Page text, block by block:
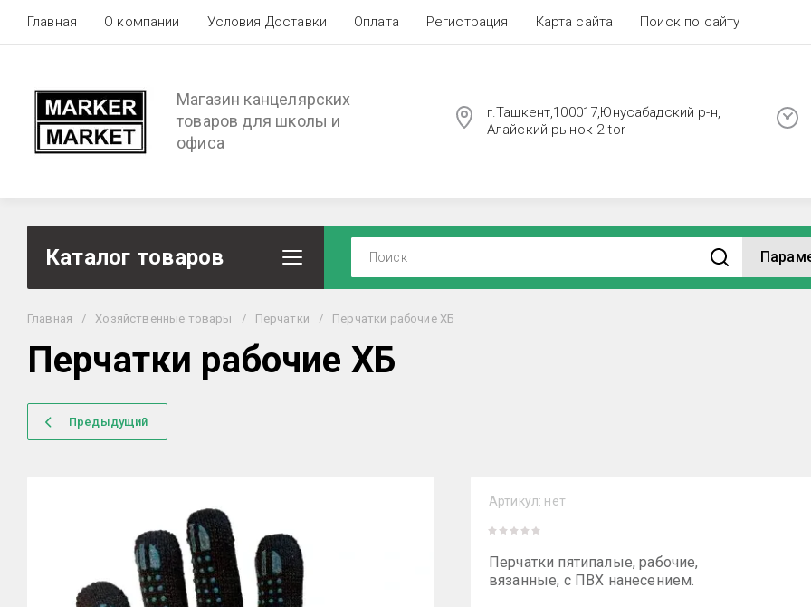
Главная О компании Условия Доставки Оплата Регистрация Карта сайта Поиск по сайту
Магазин канцелярских
товаров для школы и
офиса
г.Ташкент,100017,Юнусабадский р-н,
Алайский рынок 2-tor
Каталог товаров
Главная / Хозяйственные товары / Перчатки / Перчатки рабочие ХБ
Перчатки рабочие ХБ
Предыдущий
Артикул: нет
Перчатки пятипалые, рабочие,
вязанные, с ПВХ нанесением.